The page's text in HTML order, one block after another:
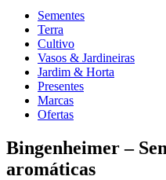
Sementes
Terra
Cultivo
Vasos & Jardineiras
Jardim & Horta
Presentes
Marcas
Ofertas
Bingenheimer –
aromáticas